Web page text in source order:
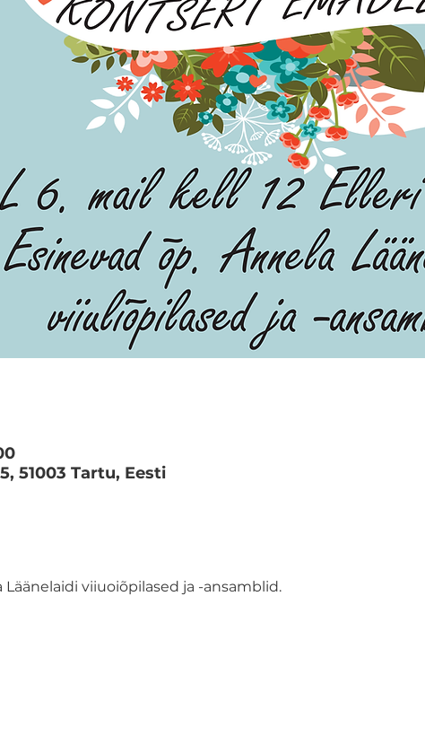
51003 Tartu, Eesti
Läänelaidi viiuoiõpilased ja -ansamblid.